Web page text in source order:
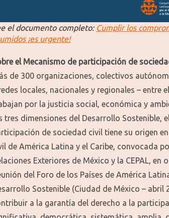
el documento completo: Cumplir los
¡es urgente!
el Mecanismo de participación de
de 300 organizaciones, colectivos
locales, nacionales y regionales – entre
por la justicia social, económica y
tres dimensiones del Desarrollo Sostenible,
de sociedad civil tiene su origen
de América Latina y el Caribe, convocada
Exteriores de México y la CEPAL, en
del Foro de los Países de América
Sostenible (Ciudad de México – abril
a la garantía del derecho a la